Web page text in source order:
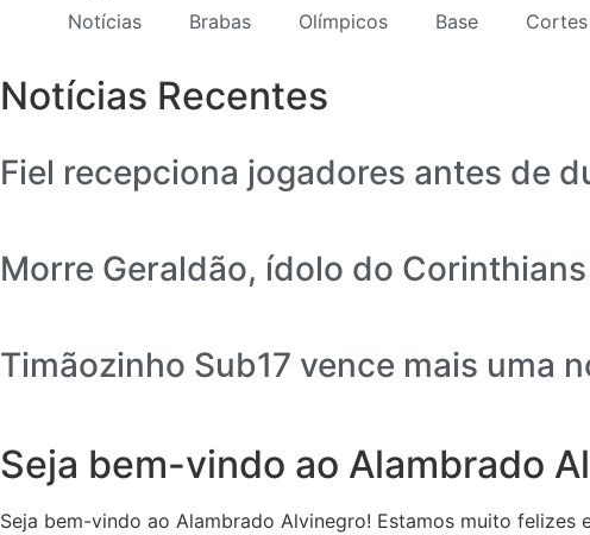
Notícias Brabas Olímpicos Base
Notícias Recentes
Fiel recepciona jogadores antes de
Morre Geraldão, ídolo do
Timãozinho Sub17 vence mais uma
Seja bem-vindo ao Alambrado
Seja bem-vindo ao Alambrado Alvinegro! Estamos muito